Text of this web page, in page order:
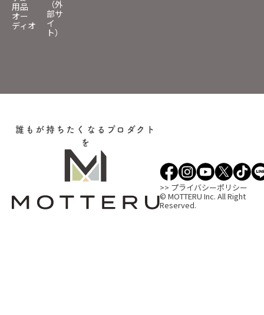
用品
オー
ディオ
（外
部サ
イ
ト）
誰もが持ちたくなるプロダクト
を
>> プライバシーポリシー
© MOTTERU Inc. All Right
Reserved.